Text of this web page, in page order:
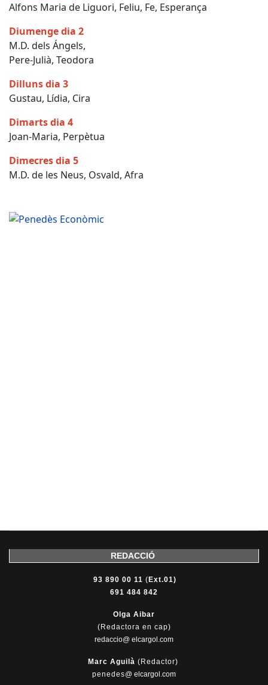
Alfons Maria de Liguori, Feliu, Fe, Esperança
Diumenge dia 2
M.D. dels Ángels,
Pere-Julià, Teodora
Dilluns dia 3
Gustau, Lídia, Cira
Dimarts dia 4
Joan-Maria, Perpètua
Dimecres dia 5
M.D. de les Neus, Osvald, Afra
REDACCIÓ
93 890 00 11 ( Ext.01)
691 484 842
Olga Aibar
(Redactora en cap)
redaccio@ elcargol.com
Marc Aguilà (Redactor)
penedes@ elcargol.com